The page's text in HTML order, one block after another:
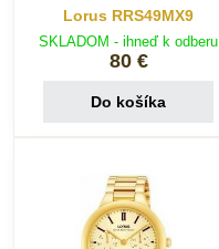
Lorus RRS49MX9
SKLADOM - ihneď k odberu
80 €
Do košíka